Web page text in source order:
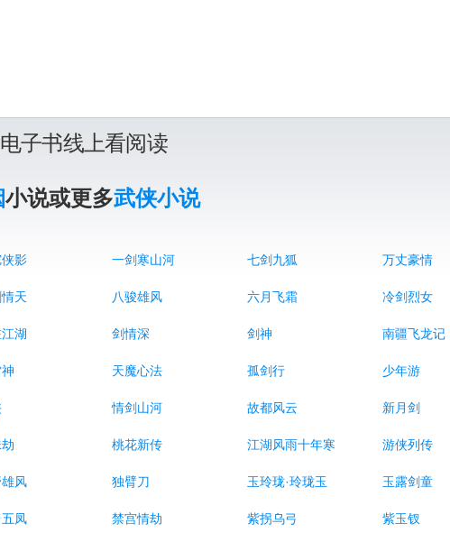
子书线上看阅读
小说或更多武侠小说
影 一剑寒山河 七剑九狐 万丈豪情
天 八骏雄风 六月飞霜 冷剑烈女
湖 剑情深 剑神 南疆飞龙记
天魔心法 孤剑行 少年游
情剑山河 故都风云 新月剑
桃花新传 江湖风雨十年寒 游侠列传
风 独臂刀 玉玲珑·玲珑玉 玉露剑童
凤 禁宫情劫 紫拐乌弓 紫玉钗